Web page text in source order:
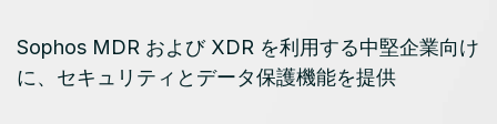
Sophos MDR および XDR を利用する中堅企業向け
に、セキュリティとデータ保護機能を提供